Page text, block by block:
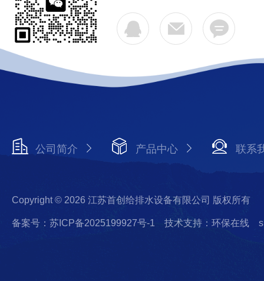
公司简介 产品中心 联系
Copyright © 2026 江苏首创给排水设备有限公司 版权所有
备案号：苏ICP备2025199927号-1 技术支持：环保在线